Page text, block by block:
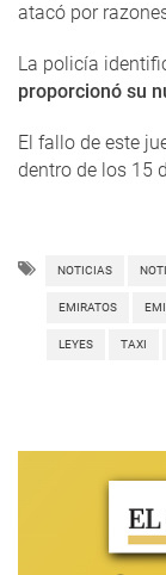
atacó por
La policía
proporcionó su
El fallo de este
dentro de los 15
NOTICIAS
EMIRATOS
LEYES TAXI